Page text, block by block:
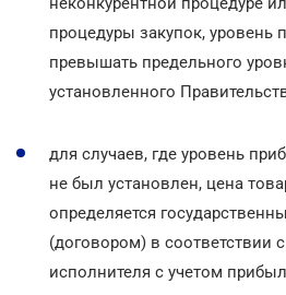
процедуры закупок,
превышать предельного
установленного
для случаев, где уровень
не был установлен, цена
определяется
(договором) в соответствии
исполнителя с учетом